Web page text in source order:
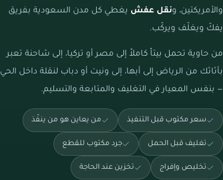
والأمريكتين، ونقل عفش يغطي كل مدن السعودية بفريق
يفكّ ويغلّف ويركّب.
من حاوية تحمل بيتاً كاملاً إلى مصر أو تركيا، إلى شاحنة تعبر
بأثاثك من الرياض إلى أبها، إلى ونيت أو دباب لنقلة داخل الحي
— بنفس المعيار في التغليف والمتابعة والتسليم.
سعر مكتوب قبل التنفيذ من يعاين هو من ينفّذ
تغليف قبل الحمل جرد مكتوب للقطع
تخليص وإفراج تخزين عند الحاجة